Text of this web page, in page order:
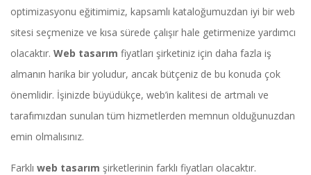
optimizasyonu eğitimimiz, kapsamlı kataloğumuzdan iyi bir web
sitesi seçmenize ve kısa sürede çalışır hale getirmenize yardımcı
olacaktır. Web tasarım fiyatları şirketiniz için daha fazla iş
almanın harika bir yoludur, ancak bütçeniz de bu konuda çok
önemlidir. İşinizde büyüdükçe, web’in kalitesi de artmalı ve
tarafımızdan sunulan tüm hizmetlerden memnun olduğunuzdan
emin olmalısınız.
Farklı web tasarım şirketlerinin farklı fiyatları olacaktır.